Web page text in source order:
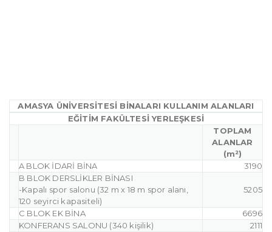
AMASYA ÜNİVERSİTESİ BİNALARI KULLANIM ALANLARI
EĞİTİM FAKÜLTESİ YERLEŞKESİ
TOPLAM
ALANLAR
(m²)
A BLOK İDARİ BİNA
3190
B BLOK DERSLİKLER BİNASI
-Kapalı spor salonu (32 m x 18 m spor alanı,
120 seyirci kapasiteli)
5205
C BLOK EK BİNA
6696
KONFERANS SALONU (340 kişilik)
2111